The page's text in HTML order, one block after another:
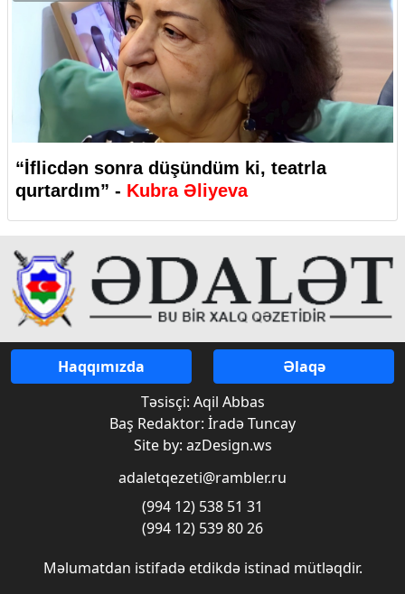
“İflicdən sonra düşündüm ki, teatrla
qurtardım” - Kubra Əliyeva
Haqqımızda
Əlaqə
Təsisçi: Aqil Abbas
Baş Redaktor: İradə Tuncay
Site by: azDesign.ws
adaletqezeti@rambler.ru
(994 12) 538 51 31
(994 12) 539 80 26
Məlumatdan istifadə etdikdə istinad mütləqdir.